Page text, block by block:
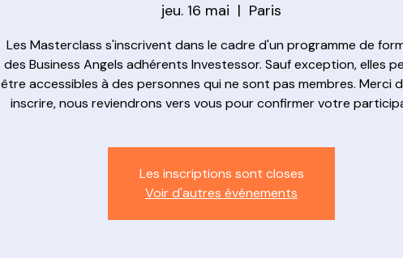
jeu. 16 mai
  |
Paris
Les Masterclass s'inscrivent dans le cadre d'un programme de
des Business Angels adhérents Investessor. Sauf exception, elles
être accessibles à des personnes qui ne sont pas membres. Merci
inscrire, nous reviendrons vers vous pour confirmer votre
Les inscriptions sont closes
Voir d'autres événements